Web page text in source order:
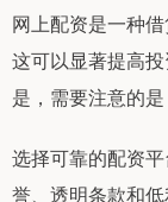
网上配资是一种
这可以显著提高
是，需要注意的
选择可靠的配资
誉、透明条款和